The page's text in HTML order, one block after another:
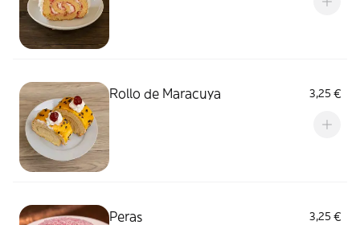
Rollo de Maracuya 3,25 €
Peras 3,25 €